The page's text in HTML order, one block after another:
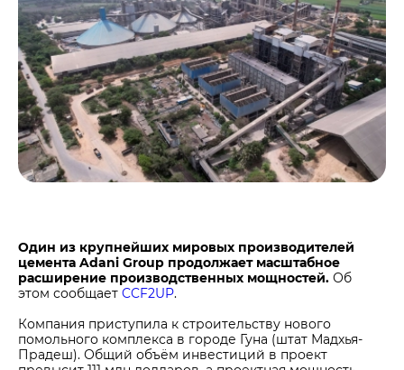
Один из крупнейших мировых производителей
цемента Adani Group продолжает масштабное
расширение производственных мощностей. Об
этом сообщает CCF2UP.
Компания приступила к строительству нового
помольного комплекса в городе Гуна (штат Мадхья-
Прадеш). Общий объём инвестиций в проект
Центры дистрибуции
Реализация ТМЦ и непрофильных активов
Политика в области закупок
В помощь поставщику
Не только цемент
Люди ЦЕМРОСа
Технологии и тренды
Издание для клиентов
Аналитика цементной отрасли
Медиабанк
Контакты для СМИ
Служба доверия